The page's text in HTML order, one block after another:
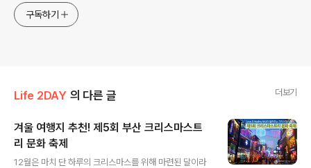
구독하기
Life 2DAY 의 다른 글 더보기
겨울 여행지 추천! 제5회 부산 크리스마스트
리 문화 축제
12월은 마치 단 하루의 크리스마스를 위해 마련된 달이라